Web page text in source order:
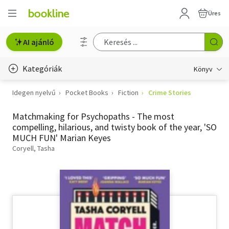
Üres
AI ajánló
Kategóriák Könyv
Életmód, egészség
Erotika
Gyermek- és ifjúsági
Idegen nyelvű Pocket Books Fiction Crime Stories
Matchmaking for Psychopaths - The most
compelling, hilarious, and twisty book of the year, 'SO
MUCH FUN' Marian Keyes
Coryell, Tasha